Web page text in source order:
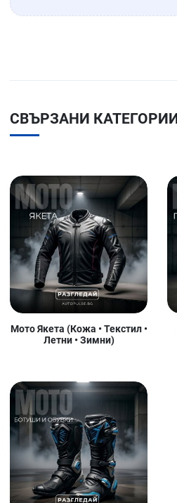
СВЪРЗАНИ
Мото Якета (Кожа • Текстил •
Летни • Зимни)